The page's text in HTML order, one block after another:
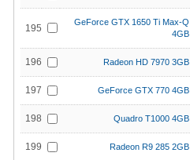
195
GeForce GTX 1650 Ti Max-Q
4GB
196 Radeon HD 7970 3GB
197 GeForce GTX 770 4GB
198 Quadro T1000 4GB
199 Radeon R9 285 2GB